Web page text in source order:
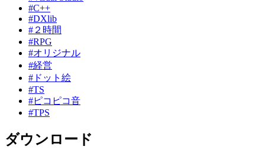
#C++
#DXlib
#２時間
#RPG
#オリジナル
#経営
#ドット絵
#TS
#ピコピコ音
#TPS
ダウンロード